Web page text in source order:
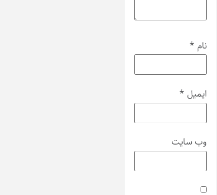
نام *
ایمیل *
وب‌ سایت